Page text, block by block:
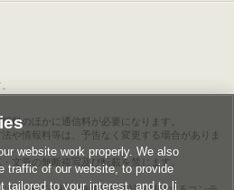
料のほかに通信料が必要になります。
や情報料等は、予告なく変更する場合がありま
文章の無断複写及び転載を禁じます。
website work properly. We also
traffic of our website, to provide
tailored to your interest, and to li